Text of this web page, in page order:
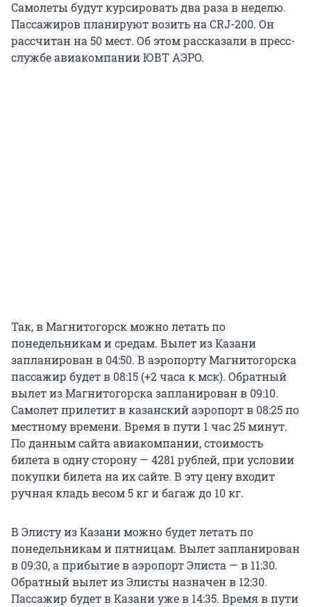
Самолеты будут курсировать два раза в неделю.
Пассажиров планируют возить на CRJ-200. Он
рассчитан на 50 мест. Об этом рассказали в пресс-
службе авиакомпании ЮВТ АЭРО.
Так, в Магнитогорск можно летать по
понедельникам и средам. Вылет из Казани
запланирован в 04:50. В аэропорту Магнитогорска
пассажир будет в 08:15 (+2 часа к мск). Обратный
вылет из Магнитогорска запланирован в 09:10.
Самолет прилетит в казанский аэропорт в 08:25 по
местному времени. Время в пути 1 час 25 минут.
По данным сайта авиакомпании, стоимость
билета в одну сторону — 4281 рублей, при условии
покупки билета на их сайте. В эту цену входит
ручная кладь весом 5 кг и багаж до 10 кг.
В Элисту из Казани можно будет летать по
понедельникам и пятницам. Вылет запланирован
в 09:30, а прибытие в аэропорт Элиста — в 11:30.
Обратный вылет из Элисты назначен в 12:30.
Пассажир будет в Казани уже в 14:35. Время в пути